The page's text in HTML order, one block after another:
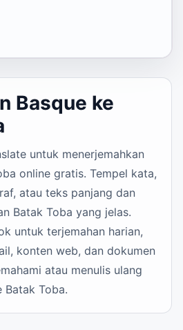
Basque ke
untuk menerjemahkan
online gratis. Tempel kata,
atau teks panjang dan
Batak Toba yang jelas.
untuk terjemahan harian,
konten web, dan dokumen
atau menulis ulang
Batak Toba.